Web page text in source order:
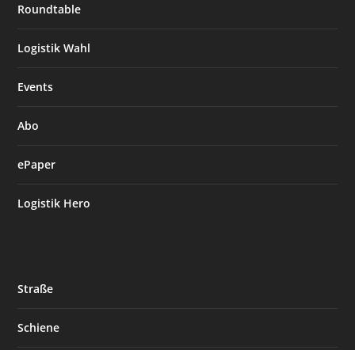
Roundtable
Logistik Wahl
Events
Abo
ePaper
Logistik Hero
Straße
Schiene